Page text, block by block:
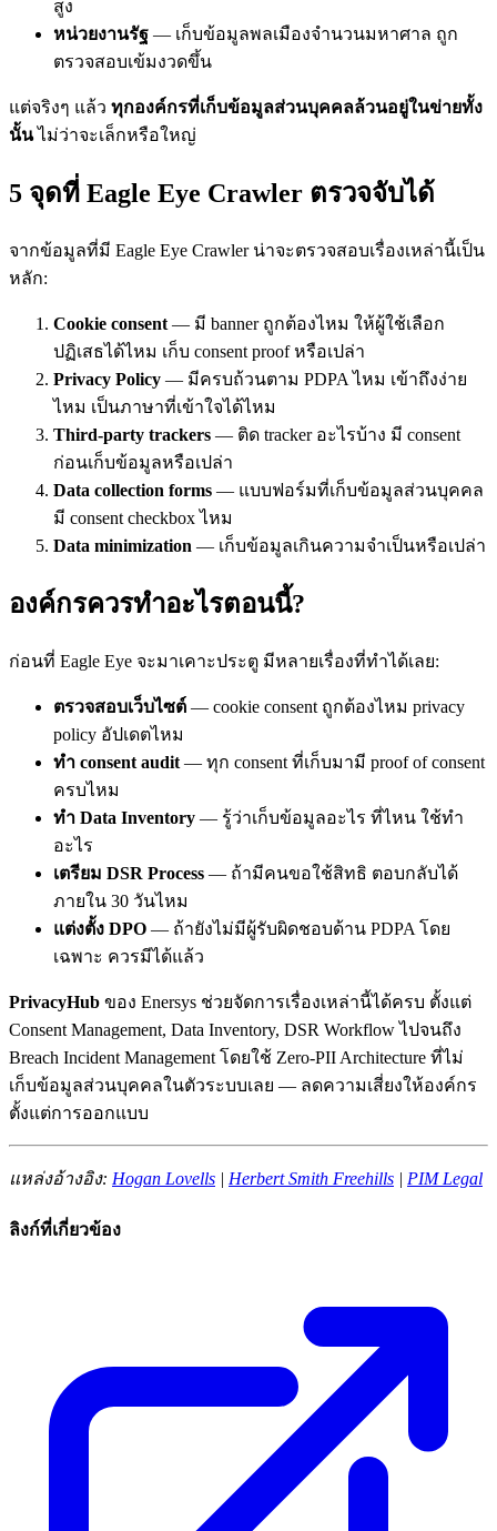
สูง
หน่วยงานรัฐ — เก็บข้อมูลพลเมืองจำนวนมหาศาล ถูก
ตรวจสอบเข้มงวดขึ้น
แต่จริงๆ แล้ว ทุกองค์กรที่เก็บข้อมูลส่วนบุคคลล้วนอยู่ในข่ายทั้ง
นั้นไม่ว่าจะเล็กหรือใหญ่
5 จุดที่ Eagle Eye Crawler ตรวจจับได้
จากข้อมูลที่มี Eagle Eye Crawler น่าจะตรวจสอบเรื่องเหล่านี้เป็น
หลัก:
Cookie consent — มี banner ถูกต้องไหม ให้ผู้ใช้เลือก
ปฏิเสธได้ไหม เก็บ consent proof หรือเปล่า
Privacy Policy — มีครบถ้วนตาม PDPA ไหม เข้าถึงง่าย
ไหม เป็นภาษาที่เข้าใจได้ไหม
Third-party trackers — ติด tracker อะไรบ้าง มี consent
ก่อนเก็บข้อมูลหรือเปล่า
Data collection forms — แบบฟอร์มที่เก็บข้อมูลส่วนบุคคล
มี consent checkbox ไหม
Data minimization — เก็บข้อมูลเกินความจำเป็นหรือเปล่า
องค์กรควรทำอะไรตอนนี้?
ก่อนที่ Eagle Eye จะมาเคาะประตู มีหลายเรื่องที่ทำได้เลย:
ตรวจสอบเว็บไซต์ — cookie consent ถูกต้องไหม privacy
policy อัปเดตไหม
ทำ consent audit — ทุก consent ที่เก็บมามี proof of consent
ครบไหม
ทำ Data Inventory — รู้ว่าเก็บข้อมูลอะไร ที่ไหน ใช้ทำ
อะไร
เตรียม DSR Process — ถ้ามีคนขอใช้สิทธิ ตอบกลับได้
ภายใน 30 วันไหม
แต่งตั้ง DPO — ถ้ายังไม่มีผู้รับผิดชอบด้าน PDPA โดย
เฉพาะ ควรมีได้แล้ว
PrivacyHub ของ Enersys ช่วยจัดการเรื่องเหล่านี้ได้ครบ ตั้งแต่
Consent Management, Data Inventory, DSR Workflow ไปจนถึง
Breach Incident Management โดยใช้ Zero-PII Architecture ที่ไม่
เก็บข้อมูลส่วนบุคคลในตัวระบบเลย — ลดความเสี่ยงให้องค์กร
ตั้งแต่การออกแบบ
แหล่งอ้างอิง: Hogan Lovells | Herbert Smith Freehills | PIM Legal
ลิงก์ที่เกี่ยวข้อง